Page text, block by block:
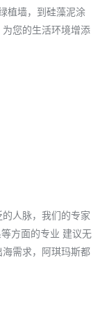
植墙，到硅藻泥涂
您的生活环境增添
的人脉，我们的专家
方面的专业 建议无
需求，
阿琪玛斯都